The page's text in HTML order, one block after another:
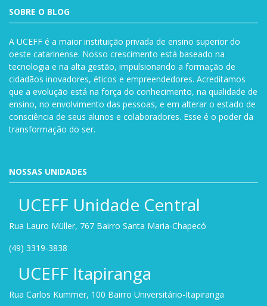
SOBRE O BLOG
A UCEFF é a maior instituição privada de ensino superior do
oeste catarinense. Nosso crescimento está baseado na
tecnologia e na alta gestão, impulsionando a formação de
cidadãos inovadores, éticos e empreendedores. Acreditamos
que a evolução está na força do conhecimento, na qualidade de
ensino, no envolvimento das pessoas, e em alterar o estado de
consciência de seus alunos e colaboradores. Esse é o poder da
transformação do ser.
NOSSAS UNIDADES
UCEFF Unidade Central
Rua Lauro Müller, 767 Bairro Santa Maria-Chapecó
(49) 3319-3838
UCEFF Itapiranga
Rua Carlos Kummer, 100 Bairro Universitário-Itapiranga